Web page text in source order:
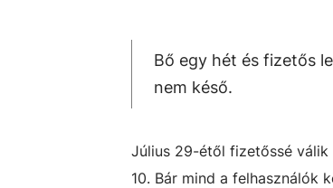
Bő egy hét és fizetős
nem késő.
Július 29-étől fizetőssé
10. Bár mind a felhasználók